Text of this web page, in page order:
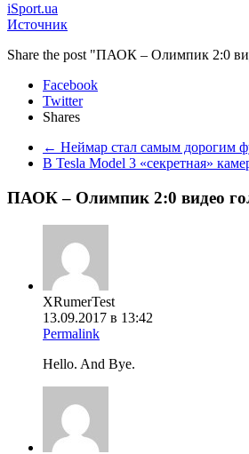
iSport.ua
Источник
Share the post "ПАОК – Олимпик 2:0
Facebook
Twitter
Shares
← Неймар стал самым дорогим
В Tesla Model 3 «секретная»
ПАОК – Олимпик 2:0 видео
XRumerTest
13.09.2017 в 13:42
Permalink
Hello. And Bye.